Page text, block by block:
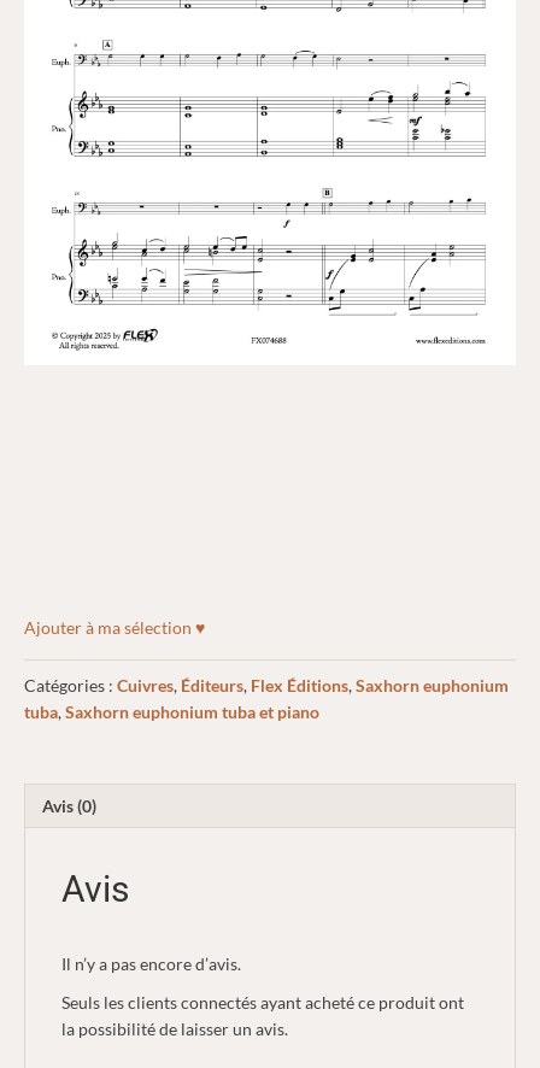
Ajouter à ma sélection ♥
Catégories : Cuivres, Éditeurs, Flex Éditions,Saxhorn euphonium
tuba,Saxhorn euphonium tuba et piano
Avis (0)
Avis
Il n’y a pas encore d’avis.
Seuls les clients connectés ayant acheté ce produit ont
la possibilité de laisser un avis.